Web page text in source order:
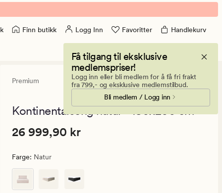
Finn butikk Logg Inn Favoritter Handlekurv
Få tilgang til eksklusive
medlemspriser!
Logg inn eller bli medlem for å få fri frakt
fra 799,- og eksklusive medlemstilbud.
Bli medlem / Logg inn
Premium
18
en
5 (18)
Kontinentalseng natur - 180x200 cm
Pris
999,90
Vanlig
pris
Pris 26 999,90 kr
26 999,90 kr
Farge: Natur